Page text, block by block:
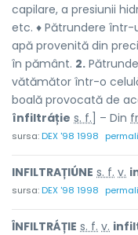
capilare, a presiunii
etc. ♦ Pătrundere
apă provenită din
în pământ. 2.
vătămător într-o
boală provocată de
înfiltráție s. f. ] – Din
sursa:DEX '98 1998
INFILTRAȚIÚNE s. f. v.
sursa:DEX '98 1998
ÎNFILTRÁȚIE s. f. v.